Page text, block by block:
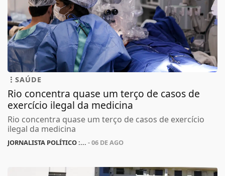
SAÚDE
Rio concentra quase um terço de casos de
exercício ilegal da medicina
Rio concentra quase um terço de casos de exercício
ilegal da medicina
JORNALISTA POLÍTICO :... - 06 DE AGO